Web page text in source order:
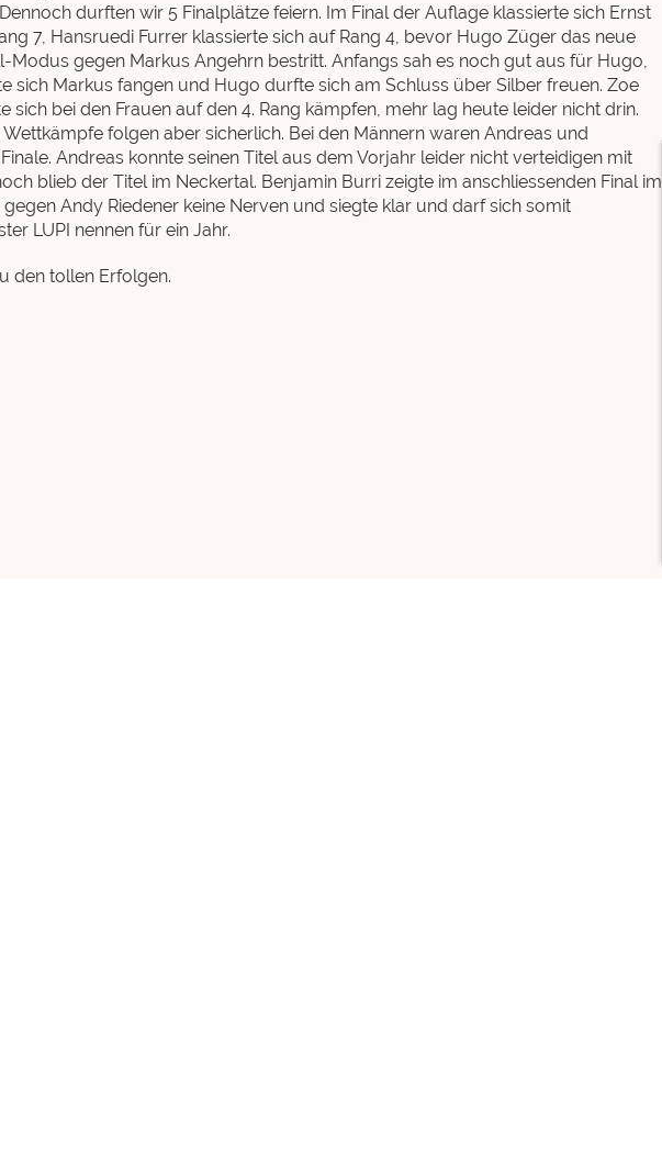
durften wir 5 Finalplätze feiern. Im Final der Auflage klassierte sich Ernst
7, Hansruedi Furrer klassierte sich auf Rang 4, bevor Hugo Züger das neue
Modus gegen Markus Angehrn bestritt. Anfangs sah es noch gut aus für Hugo,
sich Markus fangen und Hugo durfte sich am Schluss über Silber freuen. Zoe
sich bei den Frauen auf den 4. Rang kämpfen, mehr lag heute leider nicht drin.
Wettkämpfe folgen aber sicherlich. Bei den Männern waren Andreas und
Andreas konnte seinen Titel aus dem Vorjahr leider nicht verteidigen mit
blieb der Titel im Neckertal. Benjamin Burri zeigte im anschliessenden Final im
Andy Riedener keine Nerven und siegte klar und darf sich somit
LUPI nennen für ein Jahr.
den tollen Erfolgen.